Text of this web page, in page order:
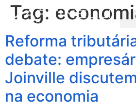
Tag:
Reforma
debate:
Joinville
na economia